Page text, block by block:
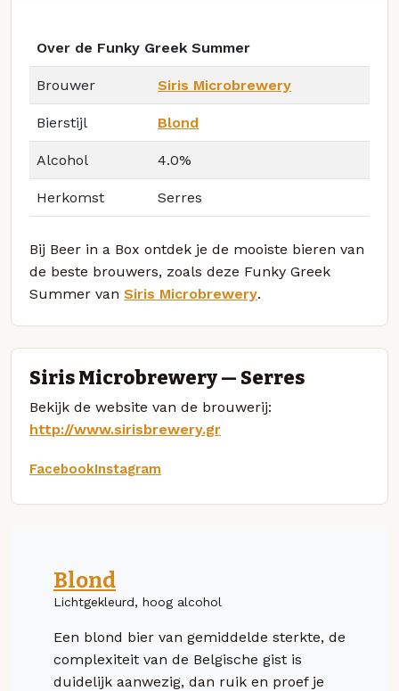
Over de Funky Greek Summer
Brouwer Siris Microbrewery
Bierstijl Blond
Alcohol 4.0%
Herkomst Serres
Bij Beer in a Box ontdek je de mooiste bieren van
de beste brouwers, zoals deze Funky Greek
Summer van Siris Microbrewery.
Siris Microbrewery — Serres
Bekijk de website van de brouwerij:
http://www.sirisbrewery.gr
FacebookInstagram
Blond
Lichtgekleurd, hoog alcohol
Een blond bier van gemiddelde sterkte, de
complexiteit van de Belgische gist is
duidelijk aanwezig, dan ruik en proef je